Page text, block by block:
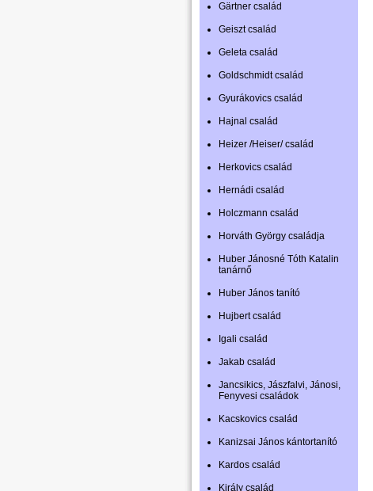
Gärtner család
Geiszt család
Geleta család
Goldschmidt család
Gyurákovics család
Hajnal család
Heizer /Heiser/ család
Herkovics család
Hernádi család
Holczmann család
Horváth György családja
Huber Jánosné Tóth Katalin
tanárnő
Huber János tanító
Hujbert család
Igali család
Jakab család
Jancsikics, Jászfalvi, Jánosi,
Fenyvesi családok
Kacskovics család
Kanizsai János kántortanító
Kardos család
Király család